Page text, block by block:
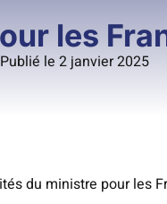
les
Publié le 2 janvier 2025
du ministre pour les